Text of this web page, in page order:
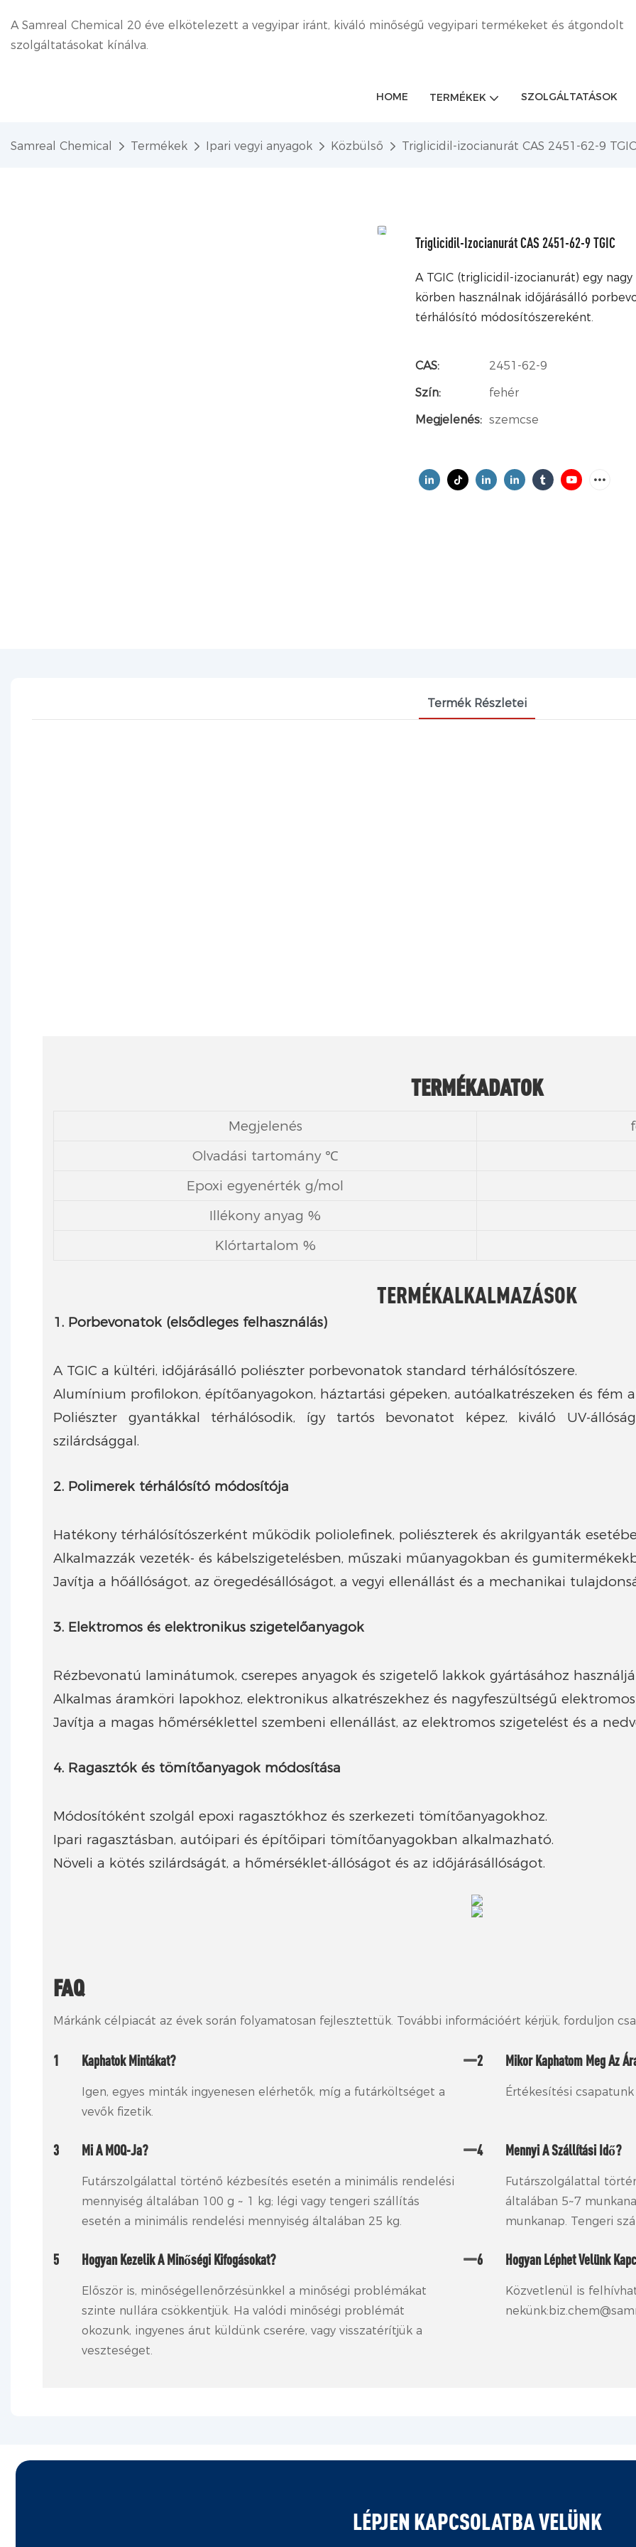
A Samreal Chemical 20 éve elkötelezett a vegyipar iránt, kiváló minőségű vegyipari termékeket és átgondolt
szolgáltatásokat kínálva.
HOME TERMÉKEK SZOLGÁLTATÁSOK
Samreal Chemical Termékek Ipari vegyi anyagok Közbülső Triglicidil-izocianurát CAS 2451-62-9 TGIC
Triglicidil-Izocianurát CAS 2451-62-9 TGIC
A TGIC (triglicidil-izocianurát) egy
körben használnak időjárásálló
térhálósító módosítószereként.
CAS:
2451-62-9
Szín:
fehér
Megjelenés: szemcse
Termék Részletei
TERMÉKADATOK
Megjelenés
Olvadási tartomány ℃
Epoxi egyenérték g/mol
Illékony anyag %
Klórtartalom %
TERMÉKALKALMAZÁSOK
1. Porbevonatok (elsődleges felhasználás)
A TGIC a kültéri, időjárásálló poliészter porbevonatok standard térhálósítószere.
Alumínium profilokon, építőanyagokon, háztartási gépeken, autóalkatrészeken és fém
Poliészter gyantákkal térhálósodik, így tartós bevonatot képez, kiváló UV-
szilárdsággal.
2. Polimerek térhálósító módosítója
Hatékony térhálósítószerként működik poliolefinek, poliészterek és akrilgyanták
Alkalmazzák vezeték- és kábelszigetelésben, műszaki műanyagokban és
Javítja a hőállóságot, az öregedésállóságot, a vegyi ellenállást és a mechanikai
3. Elektromos és elektronikus szigetelőanyagok
Rézbevonatú laminátumok, cserepes anyagok és szigetelő lakkok gyártásához
Alkalmas áramköri lapokhoz, elektronikus alkatrészekhez és nagyfeszültségű
Javítja a magas hőmérséklettel szembeni ellenállást, az elektromos szigetelést és a
4. Ragasztók és tömítőanyagok módosítása
Módosítóként szolgál epoxi ragasztókhoz és szerkezeti tömítőanyagokhoz.
Ipari ragasztásban, autóipari és építőipari tömítőanyagokban alkalmazható.
Növeli a kötés szilárdságát, a hőmérséklet-állóságot és az időjárásállóságot.
FAQ
Márkánk célpiacát az évek során folyamatosan fejlesztettük. További információért kérjük, forduljon
1 Kaphatok Mintákat?
Igen, egyes minták ingyenesen elérhetők, míg a futárköltséget a
vevők fizetik.
2 Mikor Kaphatom Meg Az
Értékesítési
3 Mi A MOQ-Ja?
Futárszolgálattal történő kézbesítés esetén a minimális rendelési
mennyiség általában 100 g ~ 1 kg; légi vagy tengeri szállítás
esetén a minimális rendelési mennyiség általában 25 kg.
4 Mennyi A Szállítási Idő?
Futárszolgálattal
általában 5~7
munkanap. Tengeri
5 Hogyan Kezelik A Minőségi Kifogásokat?
Először is, minőségellenőrzésünkkel a minőségi problémákat
szinte nullára csökkentjük. Ha valódi minőségi problémát
okozunk, ingyenes árut küldünk cserére, vagy visszatérítjük a
veszteséget.
6 Hogyan Léphet Velünk
Közvetlenül is
LÉPJEN KAPCSOLATBA VELÜNK